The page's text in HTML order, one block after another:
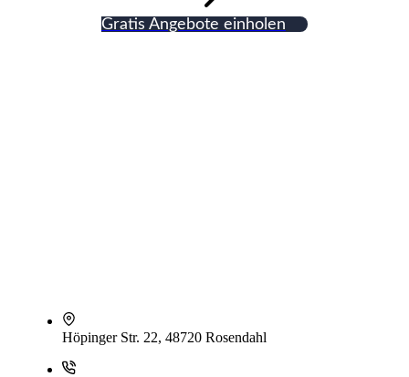
Gratis Angebote einholen
Höpinger Str. 22, 48720 Rosendahl